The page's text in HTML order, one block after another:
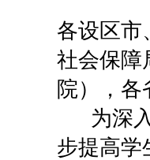
各设区市
社会保障
院），各
为深
步提高学